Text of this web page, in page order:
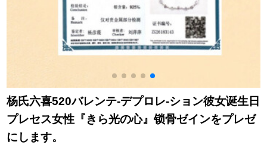
杨氏六喜520バレンテ-デプロレ-ション彼女诞生日
プレセス女性『きら光の心』锁骨ゼインをプレゼ
にします。